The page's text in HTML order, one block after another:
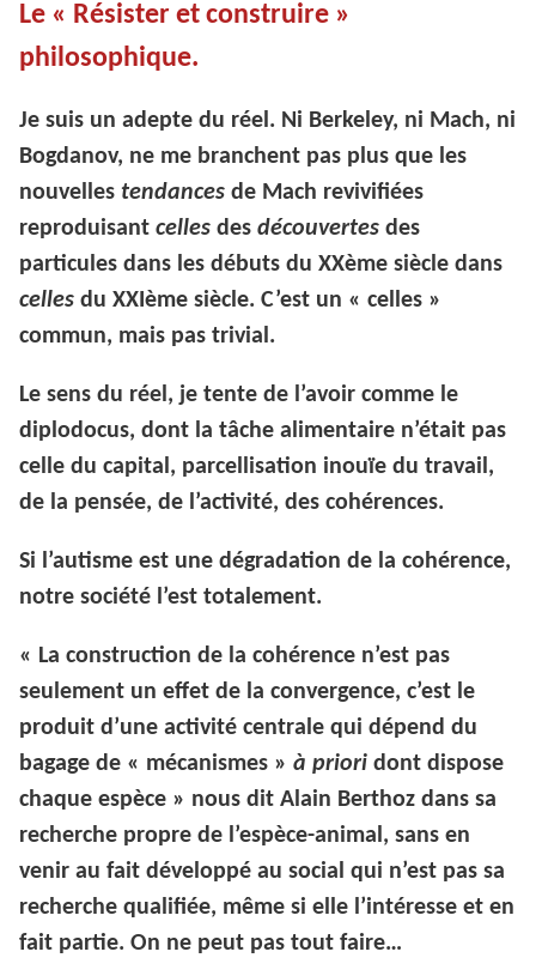
Le « Résister et construire »
philosophique.
Je suis un adepte du réel. Ni Berkeley, ni Mach, ni
Bogdanov, ne me branchent pas plus que les
nouvelles tendances de Mach revivifiées
reproduisant celles des découvertes des
particules dans les débuts du XXème siècle dans
celles du XXIème siècle. C’est un « celles »
commun, mais pas trivial.
Le sens du réel, je tente de l’avoir comme le
diplodocus, dont la tâche alimentaire n’était pas
celle du capital, parcellisation inouïe du travail,
de la pensée, de l’activité, des cohérences.
Si l’autisme est une dégradation de la cohérence,
notre société l’est totalement.
« La construction de la cohérence n’est pas
seulement un effet de la convergence, c’est le
produit d’une activité centrale qui dépend du
bagage de « mécanismes » à priori dont dispose
chaque espèce » nous dit Alain Berthoz dans sa
recherche propre de l’espèce-animal, sans en
venir au fait développé au social qui n’est pas sa
recherche qualifiée, même si elle l’intéresse et en
fait partie. On ne peut pas tout faire…